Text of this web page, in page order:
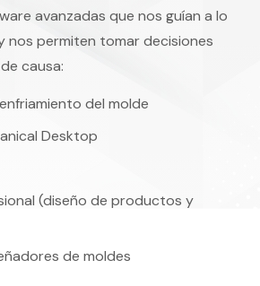
avanzadas que nos guían a lo
nos permiten tomar decisiones
causa:
del molde
Desktop
(diseño de productos y
de moldes